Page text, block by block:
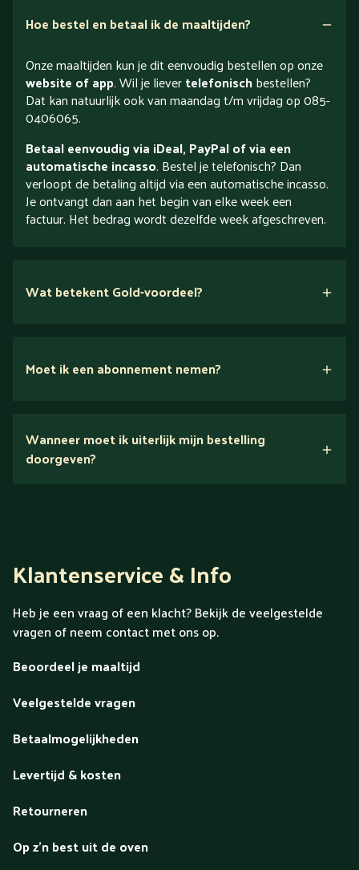
Hoe bestel en betaal ik de maaltijden?
Onze maaltijden kun je dit eenvoudig bestellen op onze
website of app. Wil je lievertelefonischbestellen?
Dat kan natuurlijk ook van maandag t/m vrijdag op 085-
0406065.
Betaal eenvoudig via iDeal, PayPal of via een
automatische incasso. Bestel je telefonisch? Dan
verloopt de betaling altijd via een automatische incasso.
Je ontvangt dan aan het begin van elke week een
factuur. Het bedrag wordt dezelfde week afgeschreven.
Wat betekent Gold-voordeel?
Ontdek alles over Gold
Moet ik een abonnement nemen?
Wanneer moet ik uiterlijk mijn bestelling
doorgeven?
Klantenservice & Info
Heb je een vraag of een klacht? Bekijk de veelgestelde
vragen of neem contact met ons op.
Beoordeel je maaltijd
Veelgestelde vragen
Betaalmogelijkheden
Levertijd & kosten
Retourneren
Op z'n best uit de oven